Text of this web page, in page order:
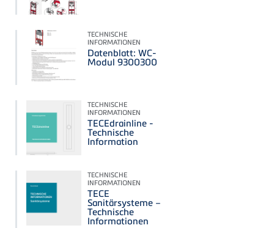
TECHNISCHE
INFORMATIONEN
Datenblatt: WC-
Modul 9300300
TECHNISCHE
INFORMATIONEN
TECEdrainline -
Technische
Information
TECHNISCHE
INFORMATIONEN
TECE
Sanitärsysteme –
Technische
Informationen